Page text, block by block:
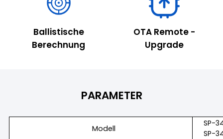
Ballistische
Berechnung
OTA Remote -
Upgrade
PARAMETER
Modell
SP-
SP-